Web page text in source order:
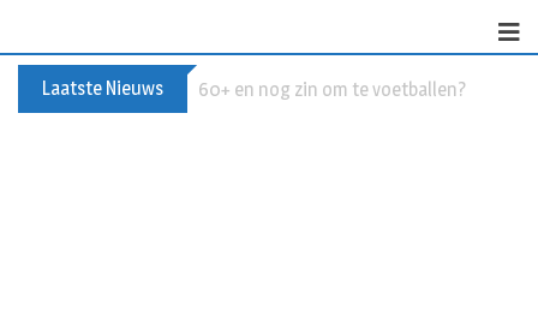
Laatste Nieuws Buxusplanten in brand in Biezenmortel,